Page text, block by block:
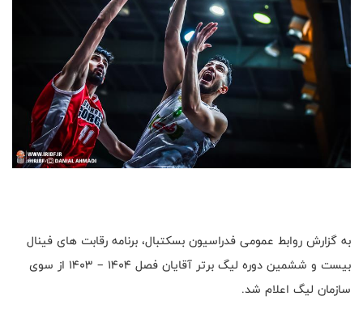
به گزارش روابط عمومی فدراسیون بسکتبال، برنامه رقابت های فینال
بیست و ششمین دوره لیگ برتر آقایان فصل 1404 – 1403 از سوی
سازمان لیگ اعلام شد.